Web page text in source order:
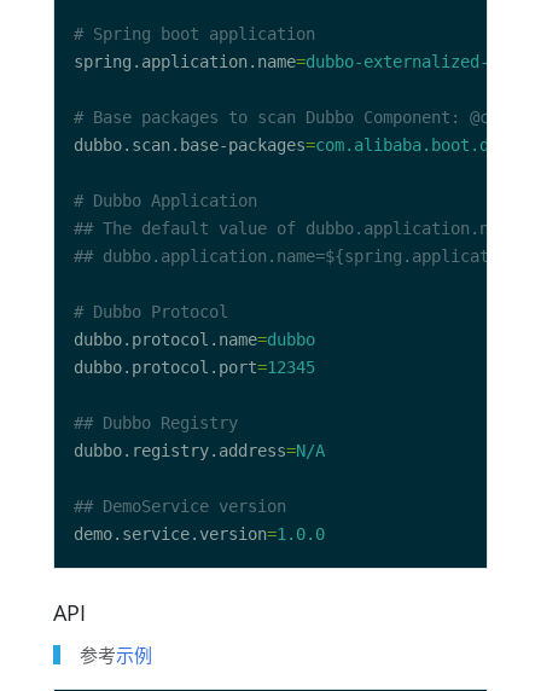
# Spring boot application
spring.application.name=dubbo-externalized-
# Base packages to scan Dubbo Component:
dubbo.scan.base-packages=
# Dubbo Application
## The default value of dubbo.application.name
##
# Dubbo Protocol
dubbo.protocol.name=dubbo
dubbo.protocol.port=12345
## Dubbo Registry
dubbo.registry.address=N/A
## DemoService version
demo.service.version=1.0.0
API
参考示例